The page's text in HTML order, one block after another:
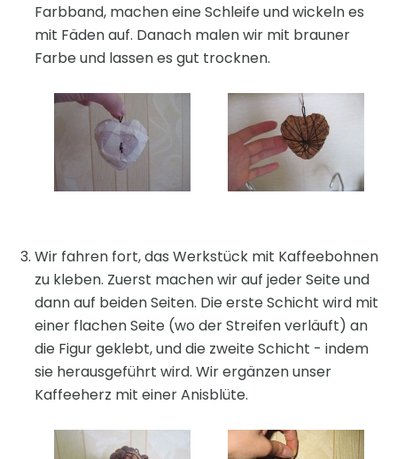
Farbband, machen eine Schleife und wickeln es
mit Fäden auf. Danach malen wir mit brauner
Farbe und lassen es gut trocknen.
Wir fahren fort, das Werkstück mit Kaffeebohnen
zu kleben. Zuerst machen wir auf jeder Seite und
dann auf beiden Seiten. Die erste Schicht wird mit
einer flachen Seite (wo der Streifen verläuft) an
die Figur geklebt, und die zweite Schicht - indem
sie herausgeführt wird. Wir ergänzen unser
Kaffeeherz mit einer Anisblüte.